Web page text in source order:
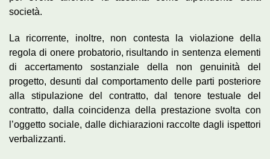
società.
La ricorrente, inoltre, non contesta la violazione della
regola di onere probatorio, risultando in sentenza elementi
di accertamento sostanziale della non genuinità del
progetto, desunti dal comportamento delle parti posteriore
alla stipulazione del contratto, dal tenore testuale del
contratto, dalla coincidenza della prestazione svolta con
l’oggetto sociale, dalle dichiarazioni raccolte dagli ispettori
verbalizzanti.